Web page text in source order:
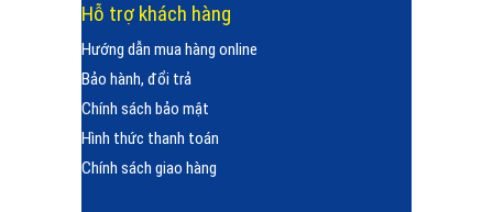
Hỗ trợ khách hàng
Hướng dẫn mua hàng online
Bảo hành, đổi trả
Chính sách bảo mật
Hình thức thanh toán
Chính sách giao hàng